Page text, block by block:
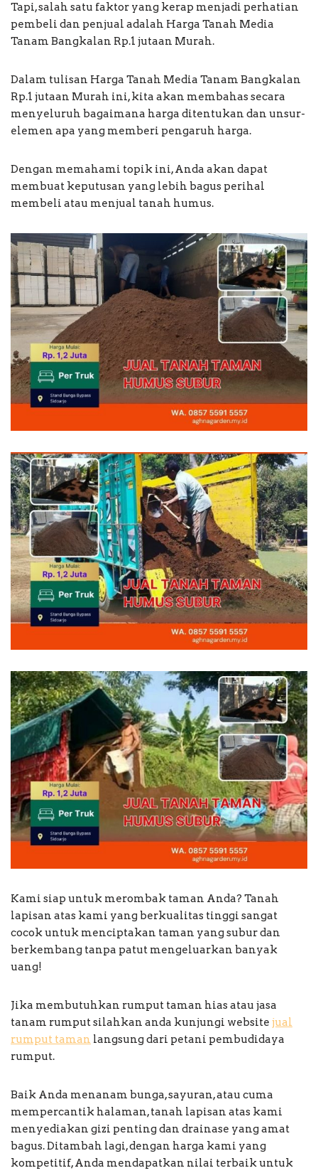
Tapi, salah satu faktor yang kerap menjadi perhatian
pembeli dan penjual adalah Harga Tanah Media
Tanam Bangkalan Rp.1 jutaan Murah.
Dalam tulisan Harga Tanah Media Tanam Bangkalan
Rp.1 jutaan Murah ini, kita akan membahas secara
menyeluruh bagaimana harga ditentukan dan unsur-
elemen apa yang memberi pengaruh harga.
Dengan memahami topik ini, Anda akan dapat
membuat keputusan yang lebih bagus perihal
membeli atau menjual tanah humus.
Kami siap untuk merombak taman Anda? Tanah
lapisan atas kami yang berkualitas tinggi sangat
cocok untuk menciptakan taman yang subur dan
berkembang tanpa patut mengeluarkan banyak
uang!
Jika membutuhkan rumput taman hias atau jasa
tanam rumput silahkan anda kunjungi website jual
rumput taman langsung dari petani pembudidaya
rumput.
Baik Anda menanam bunga, sayuran, atau cuma
mempercantik halaman, tanah lapisan atas kami
menyediakan gizi penting dan drainase yang amat
bagus. Ditambah lagi, dengan harga kami yang
kompetitif, Anda mendapatkan nilai terbaik untuk